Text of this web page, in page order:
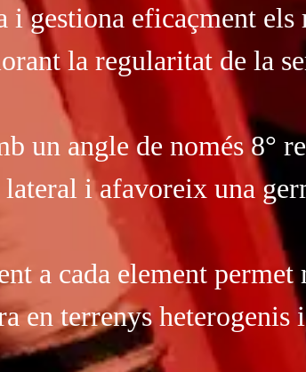
i gestiona eficaçment
la regularitat de la
un angle de només 8°
i afavoreix una
a cada element
en terrenys heterogenis